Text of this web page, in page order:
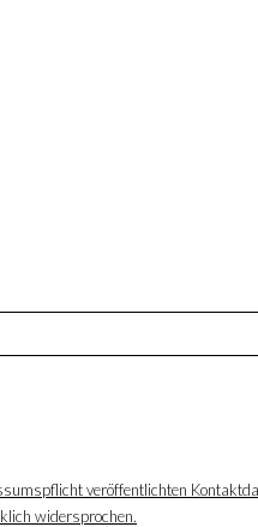
veröffentlichten
widersprochen.